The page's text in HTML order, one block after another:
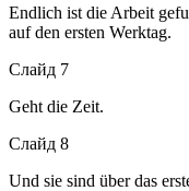
Endlich ist die Arbeit
auf den ersten Werktag.
Слайд 7
Geht die Zeit.
Слайд 8
Und sie sind über das